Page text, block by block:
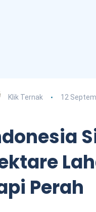
Klik Ternak 12
Perah